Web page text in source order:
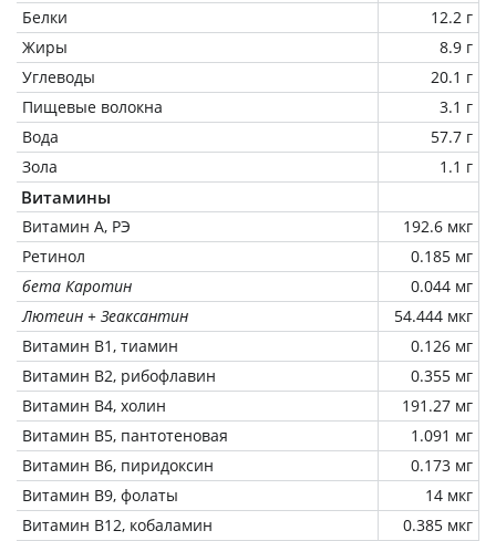
Белки
12.2 г
Жиры
8.9 г
Углеводы
20.1 г
Пищевые волокна
3.1 г
Вода
57.7 г
Зола
1.1 г
Витамины
Витамин А, РЭ
192.6 мкг
Ретинол
0.185 мг
бета Каротин
0.044 мг
Лютеин + Зеаксантин
54.444 мкг
Витамин В1, тиамин
0.126 мг
Витамин В2, рибофлавин
0.355 мг
Витамин В4, холин
191.27 мг
Витамин В5, пантотеновая
1.091 мг
Витамин В6, пиридоксин
0.173 мг
Витамин В9, фолаты
14 мкг
Витамин В12, кобаламин
0.385 мкг